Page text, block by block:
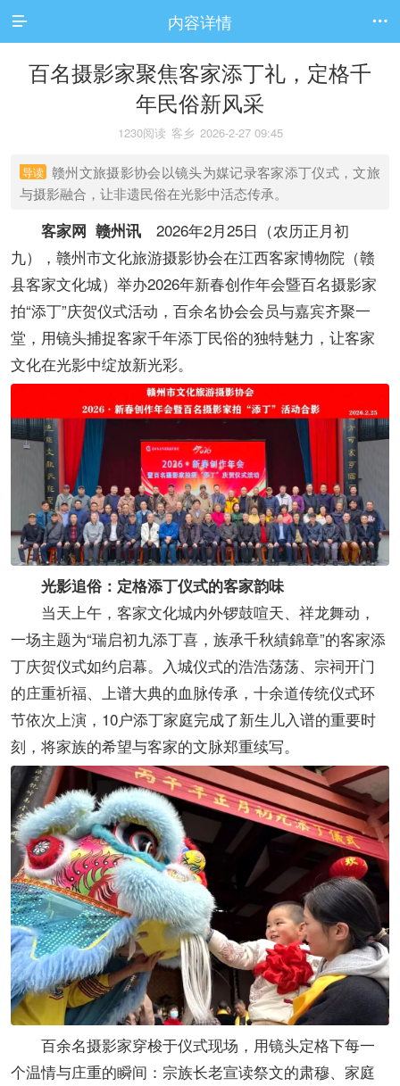
 内容详情 
百名摄影家聚焦客家添丁礼，定格千
年民俗新风采
1230阅读 客乡 2026-2-27 09:45
导读 赣州文旅摄影协会以镜头为媒记录客家添丁仪式，文旅
与摄影融合，让非遗民俗在光影中活态传承。
客家网 赣州讯 2026年2月25日（农历正月初
九），赣州市文化旅游摄影协会在江西客家博物院（赣
县客家文化城）举办2026年新春创作年会暨百名摄影家
拍“添丁”庆贺仪式活动，百余名协会会员与嘉宾齐聚一
堂，用镜头捕捉客家千年添丁民俗的独特魅力，让客家
文化在光影中绽放新光彩。
光影追俗：定格添丁仪式的客家韵味
当天上午，客家文化城内外锣鼓喧天、祥龙舞动，
一场主题为“瑞启初九添丁喜，族承千秋績錦章”的客家添
丁庆贺仪式如约启幕。入城仪式的浩浩荡荡、宗祠开门
的庄重祈福、上谱大典的血脉传承，十余道传统仪式环
节依次上演，10户添丁家庭完成了新生儿入谱的重要时
刻，将家族的希望与客家的文脉郑重续写。
百余名摄影家穿梭于仪式现场，用镜头定格下每一
个温情与庄重的瞬间：宗族长老宣读祭文的肃穆、家庭